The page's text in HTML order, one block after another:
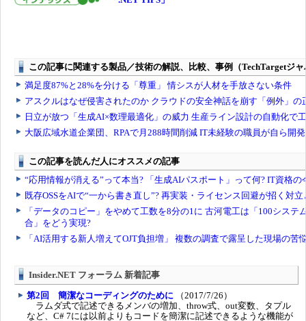
Insider.NET フォーラム 新着記事
第2回 簡潔なコーディングのために （2017/7/26）
ラムダ式で記述できるメンバの増加、throw式、out変数、タプル
など、C# 7には以前よりもコードを簡潔に記述できるような機能が